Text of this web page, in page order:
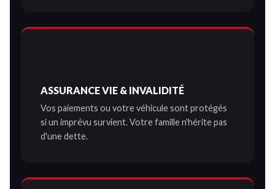
ASSURANCE VIE & INVALIDITÉ
Vos paiements ou votre véhicule sont protégés
si un imprévu survient. Votre famille n'hérite pas
d'une dette.